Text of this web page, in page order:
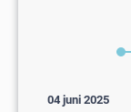
04 juni 2025